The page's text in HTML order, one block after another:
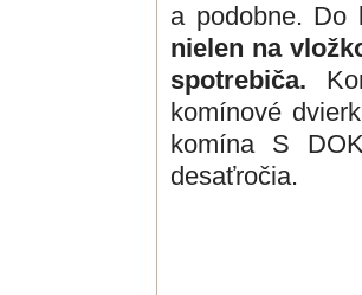
a podobne. Do
nielen na
spotrebiča.
komínové
komína S
desaťročia.